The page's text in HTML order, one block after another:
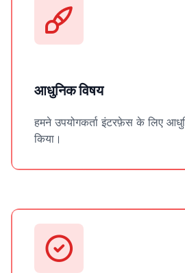
आधुनिक विषय
हमने उपयोगकर्ता इंटरफ़ेस के लिए
किया।